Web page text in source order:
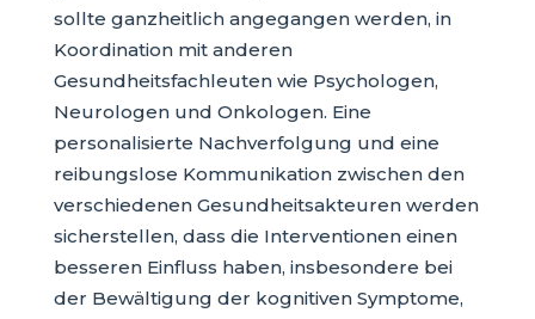
sollte ganzheitlich angegangen werden, in
Koordination mit anderen
Gesundheitsfachleuten wie Psychologen,
Neurologen und Onkologen. Eine
personalisierte Nachverfolgung und eine
reibungslose Kommunikation zwischen den
verschiedenen Gesundheitsakteuren werden
sicherstellen, dass die Interventionen einen
besseren Einfluss haben, insbesondere bei
der Bewältigung der kognitiven Symptome,